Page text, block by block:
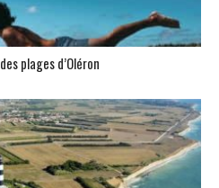
plages d’Oléron